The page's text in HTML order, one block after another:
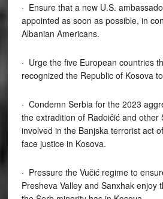
· Ensure that a new U.S.
appointed as soon as possible, in
Albanian Americans.
· Urge the five European countries
recognized the Republic of Kosova
· Condemn Serbia for the 2023
the extradition of Radoičić and other
involved in the Banjska terrorist act
face justice in Kosova.
· Pressure the Vučić regime to
Presheva Valley and Sanxhak enjoy